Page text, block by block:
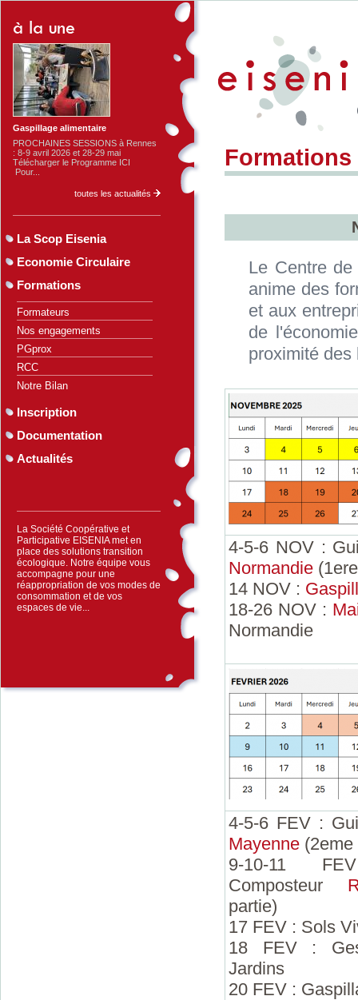
Gaspillage alimentaire
PROCHAINES SESSIONS à Rennes
: 8-9 avril 2026 et 28-29 mai
Télécharger le Programme ICI
Pour...
toutes les actualités
La Scop Eisenia
Economie Circulaire
Formations
Formateurs
Nos engagements
PGprox
RCC
Notre Bilan
Inscription
Documentation
Actualités
La Société Coopérative et
Participative EISENIA met en
place des solutions transition
écologique. Notre équipe vous
accompagne pour une
réappropriation de vos modes de
consommation et de vos
espaces de vie...
Formations
Le Centre
anime des
et aux
de
proximité des
4-5-6 NOV :
Normandie
14 NOV :
18-26 NOV :
Normandie
4-5-6 FEV :
Mayenne
9-10-11
Composteur
partie)
17 FEV : Sols
18 FEV :
Jardins
20 FEV :